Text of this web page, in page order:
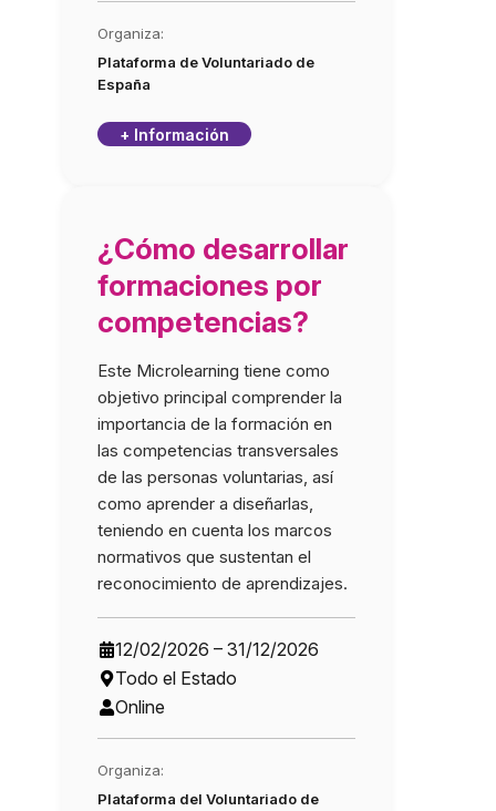
Organiza:
Plataforma de Voluntariado de
España
+ Información
¿Cómo desarrollar
formaciones por
competencias?
Este Microlearning tiene como
objetivo principal comprender la
importancia de la formación en
las competencias transversales
de las personas voluntarias, así
como aprender a diseñarlas,
teniendo en cuenta los marcos
normativos que sustentan el
reconocimiento de aprendizajes.
12/02/2026 – 31/12/2026
Todo el Estado
Online
Organiza:
Plataforma del Voluntariado de